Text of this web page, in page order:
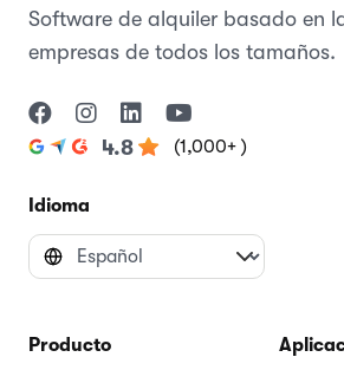
Software de alquiler basado en
empresas de todos los tamaños.
4.8 (1,000+ )
Idioma
Producto